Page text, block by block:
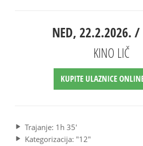
NED, 22.2.2026.
KINO LIČ
KUPITE ULAZNICE
Trajanje: 1h 35'
Kategorizacija: "12"